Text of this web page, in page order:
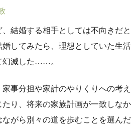
結婚する相手としては不向きだと
してみたら、理想としていた生活
幻滅した……。
事分担や家計のやりくりへの考え
り、将来の家族計画が一致しなか
がら別々の道を歩むことを選んだ